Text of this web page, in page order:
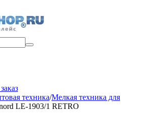
техника/Мелкая техника для
LE-1903/1 RETRO